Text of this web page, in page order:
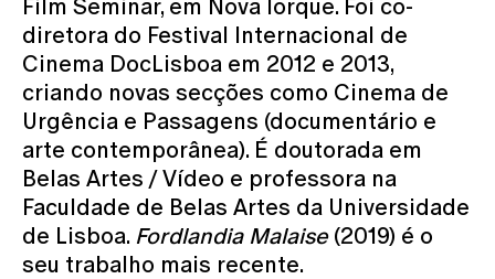
Film Seminar, em Nova Iorque. Foi co-
diretora do Festival Internacional de
Cinema DocLisboa em 2012 e 2013,
criando novas secções como Cinema de
Urgência e Passagens (documentário e
arte contemporânea). É doutorada em
Belas Artes / Vídeo e professora na
Faculdade de Belas Artes da Universidade
de Lisboa. Fordlandia Malaise(2019) é o
seu trabalho mais recente.